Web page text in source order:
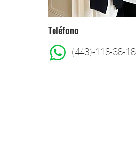
Teléfono
(443)-118-38-18